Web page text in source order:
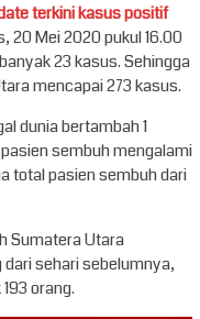
terkini kasus positif
20 Mei 2020 pukul 16.00
23 kasus. Sehingga
mencapai 273 kasus.
dunia bertambah 1
sembuh mengalami
total pasien sembuh dari
Sumatera Utara
sehari sebelumnya,
orang.